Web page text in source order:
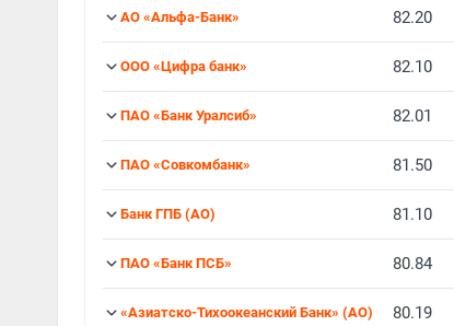
АО «Альфа-Банк» 82.20
ООО «Цифра банк» 82.10
ПАО «Банк Уралсиб» 82.01
ПАО «Совкомбанк» 81.50
Банк ГПБ (АО) 81.10
ПАО «Банк ПСБ» 80.84
«Азиатско-Тихоокеанский Банк» (АО) 80.19